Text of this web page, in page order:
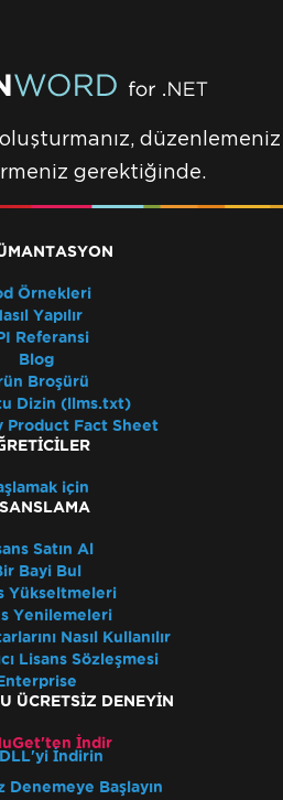
düzenlemeniz
gerektiğinde.
Örnekleri
Yapılır
Referansi
Blog
Broşürü
Dizin (llms.txt)
Product Fact Sheet
için
Satın Al
Bayi Bul
Yükseltmeleri
Yenilemeleri
Nasıl Kullanılır
Lisans Sözleşmesi
ÜCRETSIZ DENEYIN
İndir
DLL'yi İndirin
Denemeye Başlayın